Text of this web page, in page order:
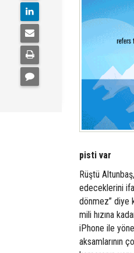
pisti var
Rüştü
edeceklerini
dönmez” diye
mili hızına
iPhone ile
aksamlarının